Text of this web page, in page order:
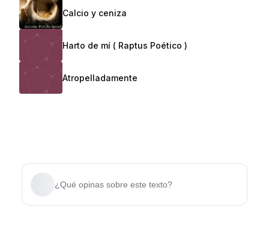
Calcio y ceniza
Harto de mí ( Raptus Poético )
Atropelladamente
¿Qué opinas sobre este texto?